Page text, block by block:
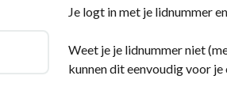
Je logt in met je lidnummer
Weet je je lidnummer niet
kunnen dit eenvoudig voor